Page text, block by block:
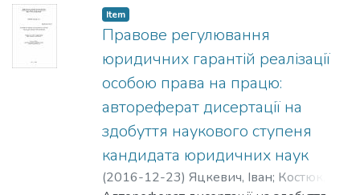
Item
Правове регулювання
юридичних гарантій реалізації
особою права на працю:
автореферат дисертації на
здобуття наукового ступеня
кандидата юридичних наук
(2016-12-23) Яцкевич, Іван; Костюк,